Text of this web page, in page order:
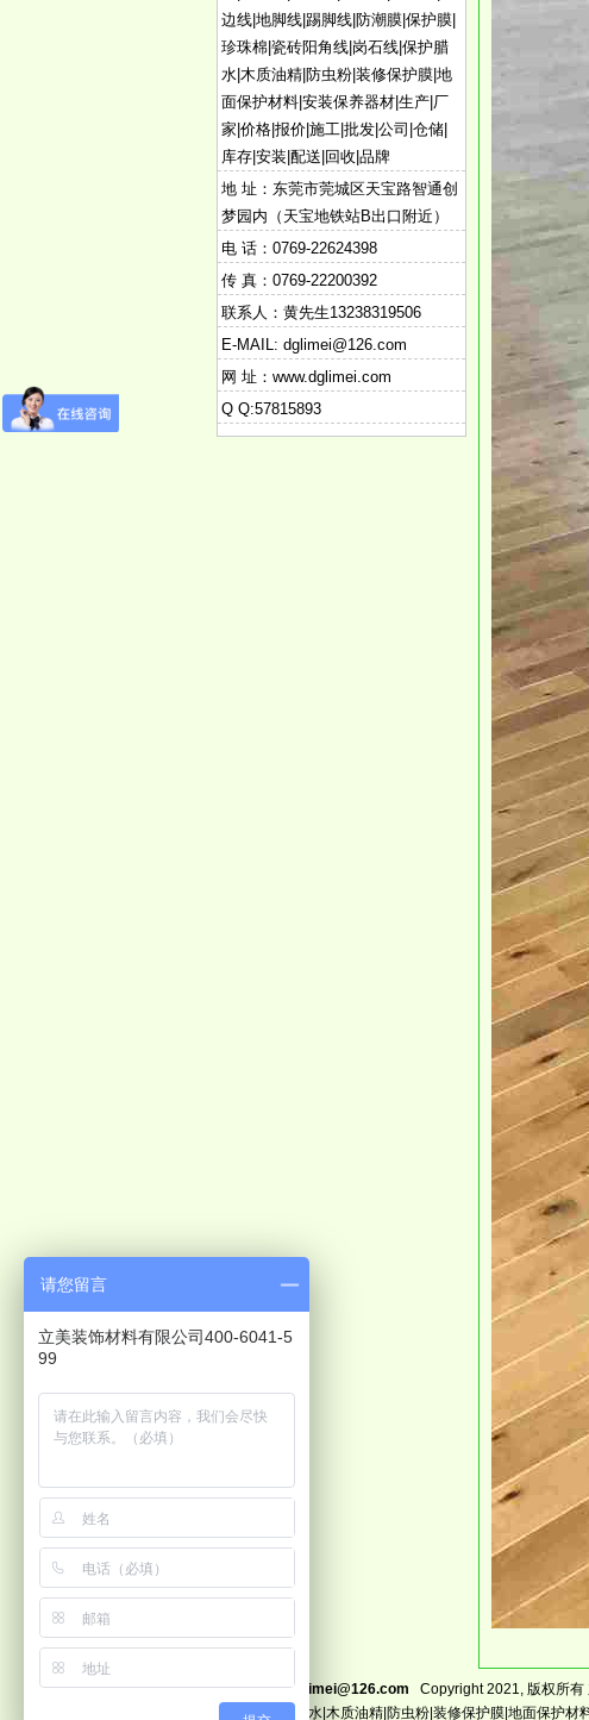
边线|地脚线|踢脚线|防潮膜|保护膜|
珍珠棉|瓷砖阳角线|岗石线|保护腊
水|木质油精|防虫粉|装修保护膜|地
面保护材料|安装保养器材|生产|厂
家|价格|报价|施工|批发|公司|仓储|
库存|安装|配送|回收|品牌
地 址：东莞市莞城区天宝路智通创
梦园内（天宝地铁站B出口附近）
电 话：0769-22624398
传 真：0769-22200392
联系人：黄先生13238319506
E-MAIL: dglimei@126.com
网 址：www.dglimei.com
Q Q:57815893
联系邮箱:dglimei@126.com Copyright 2021, 版权所有
石线|保护腊水|木质油精|防虫粉|装修保护膜|地面保护
请您留言
立美装饰材料有限公司400-6041-5
99